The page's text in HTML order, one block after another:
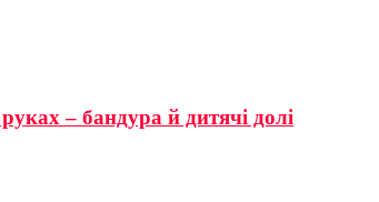
– бандура й дитячі долі